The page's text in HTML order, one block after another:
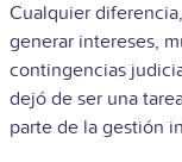
Cualquier
generar intereses,
contingencias
dejó de ser una
parte de la gestión